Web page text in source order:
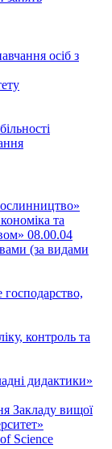
осіб з
та
08.00.04
(за видами
господарство,
контроль та
дидактики»
Закладу вищої
Science